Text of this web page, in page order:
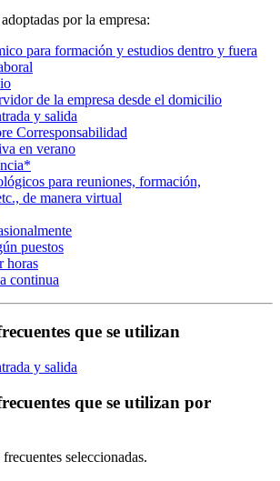
por la empresa:
para formación y estudios dentro y fuera
de la empresa desde el domicilio
y salida
Corresponsabilidad
en verano
para reuniones, formación,
de manera virtual
puestos
horas
continua
que se utilizan
y salida
que se utilizan por
seleccionadas.